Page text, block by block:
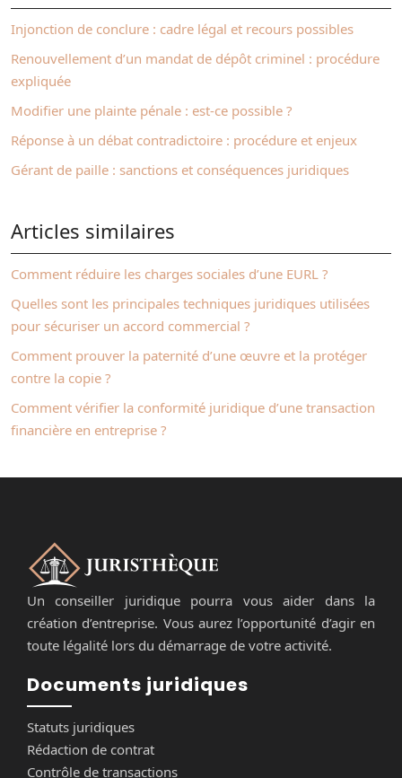
Injonction de conclure : cadre légal et recours possibles
Renouvellement d’un mandat de dépôt criminel : procédure
expliquée
Modifier une plainte pénale : est‑ce possible ?
Réponse à un débat contradictoire : procédure et enjeux
Gérant de paille : sanctions et conséquences juridiques
Articles similaires
Comment réduire les charges sociales d’une EURL ?
Quelles sont les principales techniques juridiques utilisées
pour sécuriser un accord commercial ?
Comment prouver la paternité d’une œuvre et la protéger
contre la copie ?
Comment vérifier la conformité juridique d’une transaction
financière en entreprise ?
Un conseiller juridique pourra vous aider dans la
création d’entreprise. Vous aurez l’opportunité d’agir en
toute légalité lors du démarrage de votre activité.
Documents juridiques
Statuts juridiques
Rédaction de contrat
Contrôle de transactions